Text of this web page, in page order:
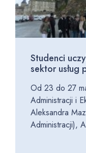
Studenci
sektor usług
Od 23 do 27
Administracji i
Aleksandra
Administracji),